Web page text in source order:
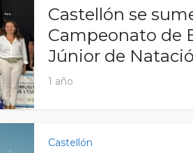
Castellón se
Campeonato de
Júnior de
1 año
Castellón